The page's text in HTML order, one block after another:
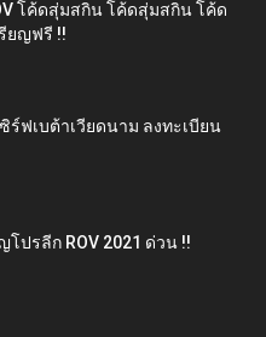
โค้ดสุ่มสกิน โค้ดสุ่มสกิน โค้ด
ยญฟรี !!
ร์ฟเบต้าเวียดนาม ลงทะเบียน
ปรลีก ROV 2021 ด่วน !!